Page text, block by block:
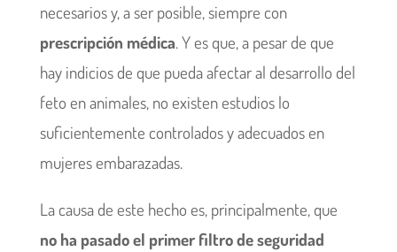
necesarios y, a ser posible, siempre con
prescripción médica. Y es que, a pesar de que
hay indicios de que pueda afectar al desarrollo del
feto en animales, no existen estudios lo
suficientemente controlados y adecuados en
mujeres embarazadas.
La causa de este hecho es, principalmente, que
no ha pasado el primer filtro de seguridad